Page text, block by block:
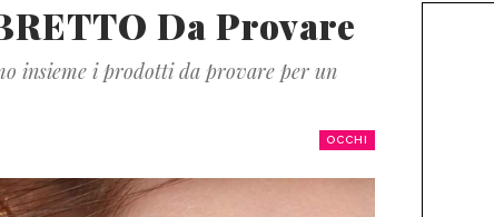
Da Provare
insieme i prodotti da provare per un
OCCHI